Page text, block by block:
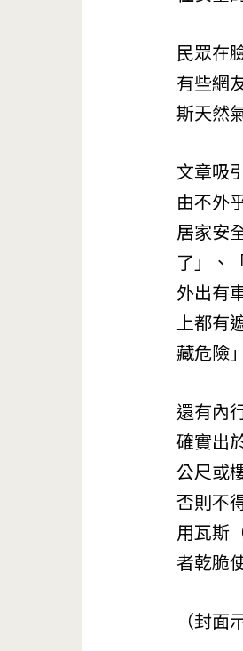
民眾在
有些網
斯天然
文章吸
由不外
居家安
了」、
外出有
上都有
藏危險」
還有內
確實出
公尺或
否則不
用瓦斯
者乾脆
（封面